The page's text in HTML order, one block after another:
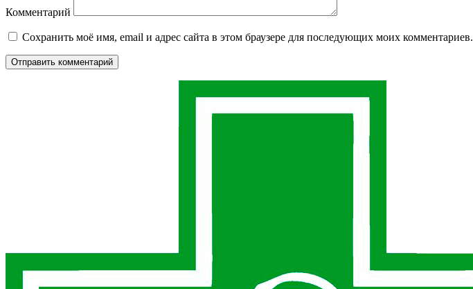
Комментарий
Сохранить моё имя, email и адрес сайта в этом браузере для последующих моих комментариев.